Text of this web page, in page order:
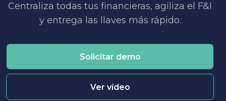
Centraliza todas tus financieras, agiliza el F&I
y entrega las llaves más rápido.
Solicitar demo
Ver vídeo